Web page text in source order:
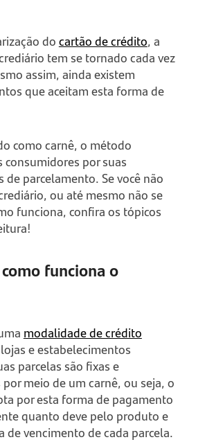
docartão de crédito, a
tem se tornado cada vez
assim, ainda existem
que aceitam esta forma de
como carnê, o método
por suas
de parcelamento. Se você não
ou até mesmo não se
funciona, confira os tópicos
funciona o
modalidade de crédito
e estabelecimentos
parcelas são fixas e
meio de um carnê, ou seja, o
por esta forma de pagamento
quanto deve pelo produto e
de vencimento de cada parcela.